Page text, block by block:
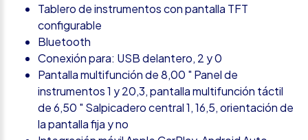
Tablero de instrumentos con pantalla TFT
configurable
Bluetooth
Conexión para: USB delantero, 2 y 0
Pantalla multifunción de 8,00 " Panel de
instrumentos 1 y 20,3, pantalla multifunción táctil
de 6,50 " Salpicadero central 1, 16,5, orientación de
la pantalla fija y no